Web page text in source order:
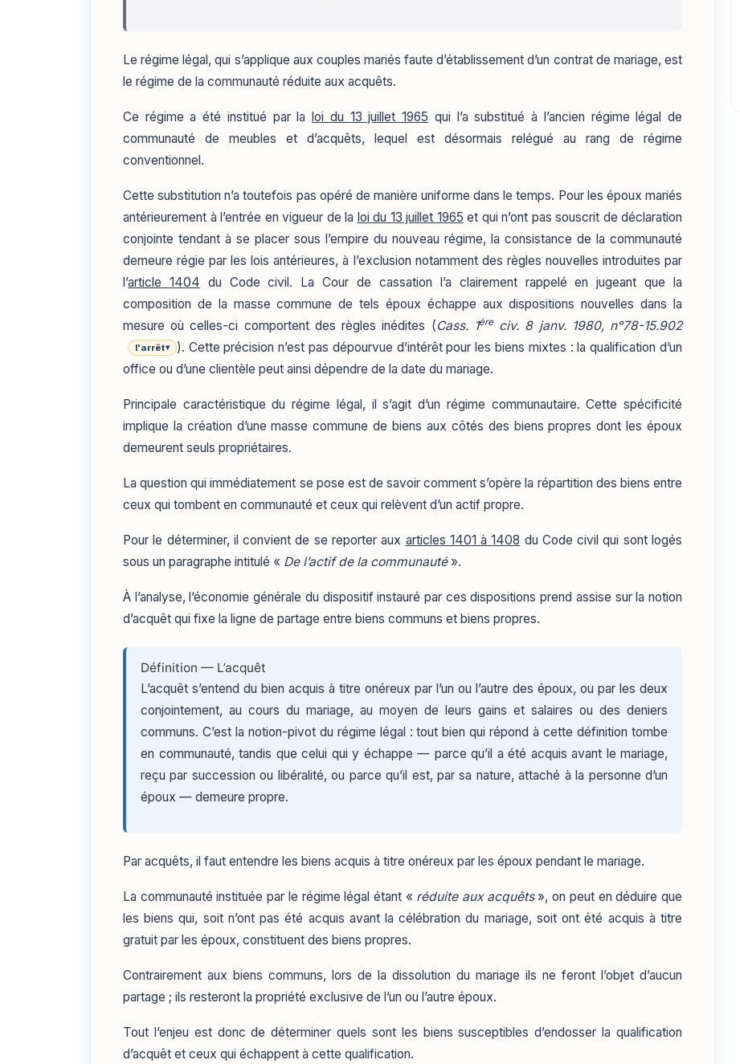
Le régime légal, qui s’applique aux couples mariés faute d’établissement d’un contrat de mariage, est
le régime de la communauté réduite aux acquêts.
Ce régime a été institué par laloi du 13 juillet 1965 qui l’a substitué à l’ancien régime légal de
communauté de meubles et d’acquêts, lequel est désormais relégué au rang de régime
conventionnel.
Cette substitution n’a toutefois pas opéré de manière uniforme dans le temps. Pour les époux mariés
antérieurement à l’entrée en vigueur de la loi du 13 juillet 1965 et qui n’ont pas souscrit de déclaration
conjointe tendant à se placer sous l’empire du nouveau régime, la consistance de la communauté
demeure régie par les lois antérieures, à l’exclusion notamment des règles nouvelles introduites par
l’article 1404 du Code civil. La Cour de cassation l’a clairement rappelé en jugeant que la
composition de la masse commune de tels époux échappe aux dispositions nouvelles dans la
mesure où celles-ci comportent des règles inédites (Cass. 1èreciv. 8 janv. 1980, n°78-15.902
l'arrêt▾
). Cette précision n’est pas dépourvue d’intérêt pour les biens mixtes : la qualification d’un
office ou d’une clientèle peut ainsi dépendre de la date du mariage.
Principale caractéristique du régime légal, il s’agit d’un régime communautaire. Cette spécificité
implique la création d’une masse commune de biens aux côtés des biens propres dont les époux
demeurent seuls propriétaires.
La question qui immédiatement se pose est de savoir comment s’opère la répartition des biens entre
ceux qui tombent en communauté et ceux qui relèvent d’un actif propre.
Pour le déterminer, il convient de se reporter aux articles 1401 à 1408 du Code civil qui sont logés
sous un paragraphe intitulé « De l’actif de la communauté».
À l’analyse, l’économie générale du dispositif instauré par ces dispositions prend assise sur la notion
d’acquêt qui fixe la ligne de partage entre biens communs et biens propres.
Définition — L’acquêt
L’acquêt s’entend du bien acquis à titre onéreux par l’un ou l’autre des époux, ou par les deux
conjointement, au cours du mariage, au moyen de leurs gains et salaires ou des deniers
communs. C’est la notion-pivot du régime légal : tout bien qui répond à cette définition tombe
en communauté, tandis que celui qui y échappe — parce qu’il a été acquis avant le mariage,
reçu par succession ou libéralité, ou parce qu’il est, par sa nature, attaché à la personne d’un
époux — demeure propre.
Par acquêts, il faut entendre les biens acquis à titre onéreux par les époux pendant le mariage.
La communauté instituée par le régime légal étant « réduite aux acquêts», on peut en déduire que
les biens qui, soit n’ont pas été acquis avant la célébration du mariage, soit ont été acquis à titre
gratuit par les époux, constituent des biens propres.
Contrairement aux biens communs, lors de la dissolution du mariage ils ne feront l’objet d’aucun
partage ; ils resteront la propriété exclusive de l’un ou l’autre époux.
Tout l’enjeu est donc de déterminer quels sont les biens susceptibles d’endosser la qualification
d’acquêt et ceux qui échappent à cette qualification.